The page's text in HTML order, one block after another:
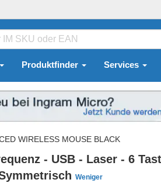
Produktfinder Services
WIRELESS MOUSE BLACK
- USB - Laser - 6
Weniger